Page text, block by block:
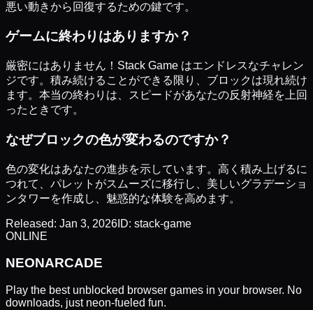
悪い動きから回復するための鍵です。
ゲームに終わりはありますか？
厳密にはありません！Stack Game はエンドレスなチャレン
ジです。積み続けることができる限り、ブロックは現れ続け
ます。本当の終わりは、スピードがあなたの反射神経を上回
ったときです。
なぜブロックの色が変わるのですか？
色の変化はあなたの進歩を示しています。高く積み上げるに
つれて、パレットがスムーズに移行し、美しいグラデーショ
ンタワーを作成し、魅惑的な体験を高めます。
Released: Jan 3, 2026 ID: stack-game
ONLINE
NEONARCADE
Play the best unblocked browser games in your browser. No
downloads, just neon-fueled fun.